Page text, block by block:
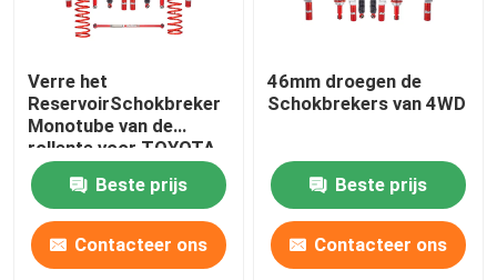
Verre het
ReservoirSchokbreker
Monotube van de
rollente voor TOYOTA
Proda 120
Beste prijs
Contacteer ons
46mm droegen de
Schokbrekers van 4WD
Beste prijs
Contacteer ons